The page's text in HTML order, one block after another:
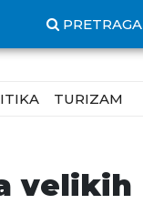
PRETRAGA
TURIZAM
velikih